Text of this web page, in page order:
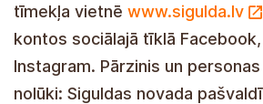
tīmekļa vietnē www.sigulda.lv
kontos sociālajā tīklā
Instagram. Pārzinis un
nolūki: Siguldas novada